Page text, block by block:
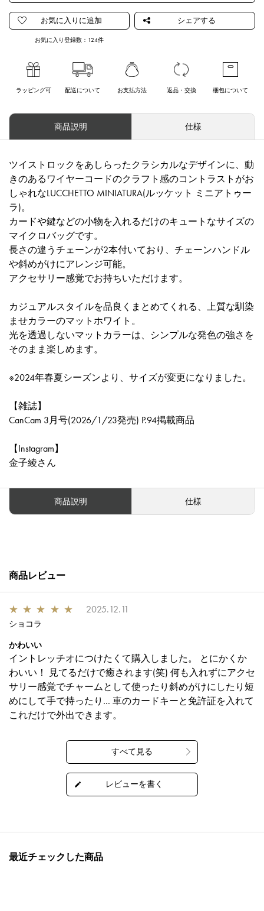
FUCSIA NERO OPACO
MULTI
CHIARO
お気に入り登録数： 124件
ラッピング可 配送について お支払方法 返品・交換 梱包について
商品説明 仕様
ツイストロックをあしらったクラシカルなデザインに、動
きのあるワイヤーコードのクラフト感のコントラストがお
しゃれなLUCCHETTO MINIATURA(ルッケット ミニアトゥー
ラ)。
カードや鍵などの小物を入れるだけのキュートなサイズの
マイクロバッグです。
長さの違うチェーンが2本付いており、チェーンハンドル
や斜めがけにアレンジ可能。
アクセサリー感覚でお持ちいただけます。
カジュアルスタイルを品良くまとめてくれる、上質な馴染
ませカラーのマットホワイト。
光を透過しないマットカラーは、シンプルな発色の強さを
そのまま楽しめます。
※2024年春夏シーズンより、サイズが変更になりました。
【雑誌】
CanCam 3月号(2026/1/23発売) P.94掲載商品
【Instagram】
金子綾さん
商品説明 仕様
商品レビュー
★ ★ ★ ★ ★ 2025.12.11
ショコラ
かわいい
イントレッチオにつけたくて購入しました。 とにかくか
わいい！ 見てるだけで癒されます(笑) 何も入れずにアクセ
サリー感覚でチャームとして使ったり斜めがけにしたり短
めにして手で持ったり… 車のカードキーと免許証を入れて
これだけで外出できます。
最近チェックした商品